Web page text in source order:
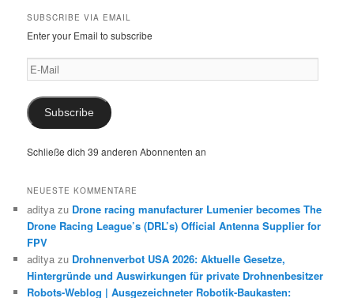
SUBSCRIBE VIA EMAIL
Enter your Email to subscribe
E-
Mail
Subscribe
Schließe dich 39 anderen Abonnenten an
NEUESTE KOMMENTARE
aditya zu Drone racing manufacturer Lumenier becomes The
Drone Racing League’s (DRL’s) Official Antenna Supplier for
FPV
aditya zu Drohnenverbot USA 2026: Aktuelle Gesetze,
Hintergründe und Auswirkungen für private Drohnenbesitzer
Robots-Weblog | Ausgezeichneter Robotik-Baukasten: